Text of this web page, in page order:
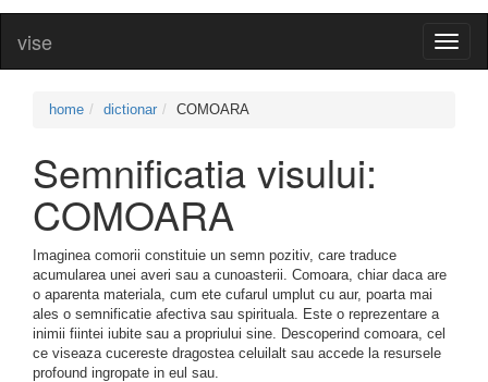
vise
home dictionar COMOARA
Semnificatia visului:
COMOARA
Imaginea comorii constituie un semn pozitiv, care traduce
acumularea unei averi sau a cunoasterii. Comoara, chiar daca are
o aparenta materiala, cum ete cufarul umplut cu aur, poarta mai
ales o semnificatie afectiva sau spirituala. Este o reprezentare a
inimii fiintei iubite sau a propriului sine. Descoperind comoara, cel
ce viseaza cucereste dragostea celuilalt sau accede la resursele
profound ingropate in eul sau.